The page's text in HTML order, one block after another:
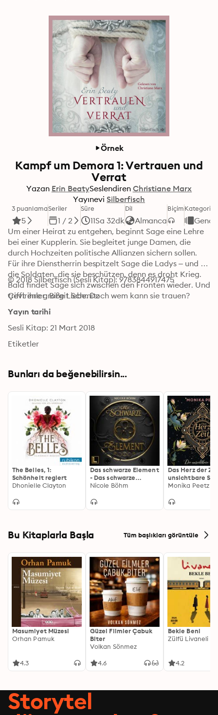
Örnek
Kampf um Demora 1: Vertrauen und
Verrat
Yazan Erin BeatySeslendiren Christiane Marx
Yayınevi Silberfisch
3 puanlama
5
Seriler
1 / 2
Süre
11Sa 32dk
Dil
Almanca
BiçimKategori
Um einer Heirat zu entgehen, beginnt Sage eine Lehre
bei einer Kupplerin. Sie begleitet junge Damen, die
durch Hochzeiten politische Allianzen sichern sollen.
Für ihre Dienstherrin bespitzelt Sage die Ladys – und
die Soldaten, die sie beschützen, denn es droht Krieg.
Bald findet Sage sich zwischen den Fronten wieder. Und
trifft ihre große Liebe. Doch wem kann sie trauen?
© 2018 Silberfisch (Sesli Kitap): 9783844917475
Çevirenler: Birgit Schmitz
Yayın tarihi
Sesli Kitap: 21 Mart 2018
Etiketler
Bunları da beğenebilirsin...
The Belles, 1:
Schönheit regiert
Dhonielle Clayton
Das schwarze Element
- Das schwarze
Element, Band 1
Nicole Böhm
Das Herz der
unsichtbare
(Lena und
Monika Peetz
Bu Kitaplarla Başla Tüm başlıkları görüntüle
Masumiyet Müzesi
Orhan Pamuk
4.3
Güzel Filmler Çabuk
Biter
Volkan Sönmez
4.6
Bekle Beni
Zülfü Livaneli
4.2
Storytel